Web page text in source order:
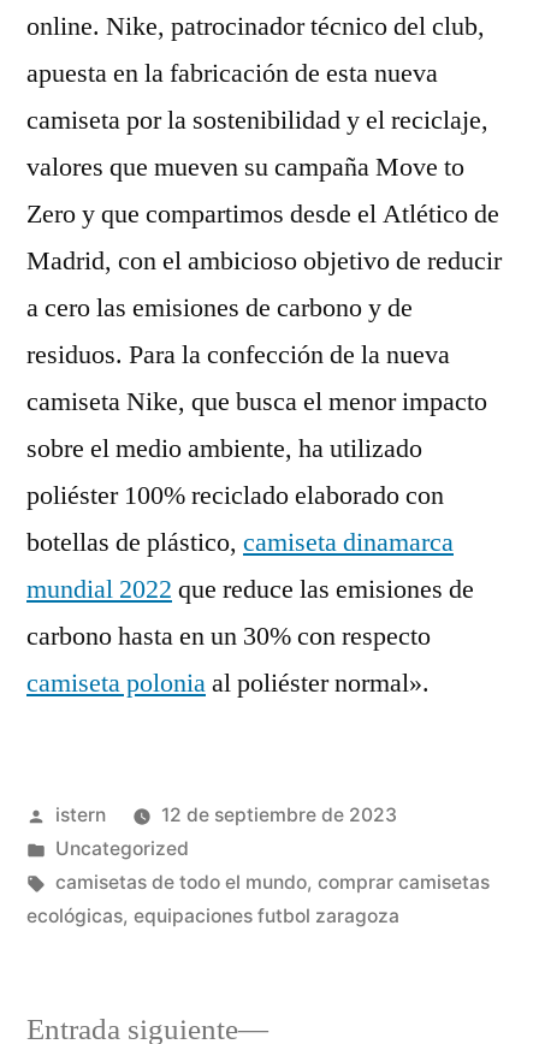
online. Nike, patrocinador técnico del club,
apuesta en la fabricación de esta nueva
camiseta por la sostenibilidad y el reciclaje,
valores que mueven su campaña Move to
Zero y que compartimos desde el Atlético de
Madrid, con el ambicioso objetivo de reducir
a cero las emisiones de carbono y de
residuos. Para la confección de la nueva
camiseta Nike, que busca el menor impacto
sobre el medio ambiente, ha utilizado
poliéster 100% reciclado elaborado con
botellas de plástico, camiseta dinamarca
mundial 2022 que reduce las emisiones de
carbono hasta en un 30% con respecto
camiseta poloniaal poliéster normal».
Publicado
por
istern
12 de septiembre de 2023
Publicado
en
Uncategorized
Etiquetas:
camisetas de todo el mundo, comprar camisetas
ecológicas, equipaciones futbol zaragoza
Entrada siguiente Entrada